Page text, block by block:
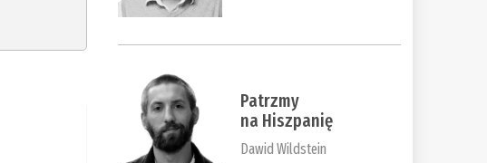
Patrzmy
na Hiszpanię
Dawid Wildstein